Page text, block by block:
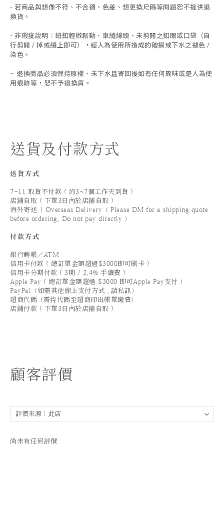
- 若商品與想像不符、不合適、色差、想更換尺碼等問題恕不提供退
換貨。
- 非瑕疵說明：鈕釦輕微鬆動、車縫線頭、未剪開之釦眼或口袋（自
行剪開 / 掉或縫上即可），經人為使用所造成的破損或下水之褪色 /
染色。
- 退換商品必須保持原樣、未下水且寄回後如有任何異味或是人為使
用痕跡等 ， 恕不予退換貨。
送貨及付款方式
送貨方式
7-11 取貨不付款 ( 約3~7個工作天到貨 )
店鋪自取 ( 下單3日內於店鋪自取 )
海外寄送 | Overseas Delivery（ Please DM for a shipping quote
before ordering. Do not pay directly ）
付款方式
銀行轉帳／ATM
信用卡付款 ( 總訂單金額超過$3000即可刷卡 )
信用卡分期付款 ( 3期 / 2.4% 手續費 )
Apple Pay ( 總訂單金額超過 $3000 即可Apple Pay支付 ）
PayPal（如需其他線上支付方式，請私訊）
超商代碼（需持代碼至超商印出帳單繳費）
店鋪付款 ( 下單3日內於店鋪自取 )
顧客評價
尚未有任何評價